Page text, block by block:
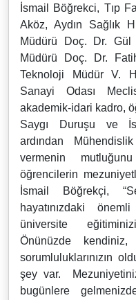
İsmail Böğrekci, Tıp
Aköz, Aydın Sağlık
Müdürü Doç. Dr. Gül
Müdürü Doç. Dr.
Teknoloji Müdür V.
Sanayi Odası
akademik-idari kadro,
Saygı Duruşu ve
ardından
vermenin
öğrencilerin
İsmail Böğrekçi,
hayatınızdaki
üniversite
Önünüzde
sorumluluklarınızın
şey var.
bugünlere